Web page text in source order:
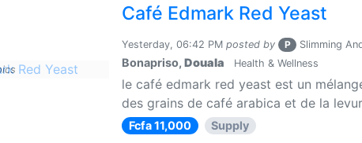
Café Edmark Red Yeast
Yesterday, 06:42 PM posted by P Slimming
Bonapriso,Douala Health & Wellness
le café edmark red yeast est un
des grains de café arabica et de la
Fcfa 11,000 Supply